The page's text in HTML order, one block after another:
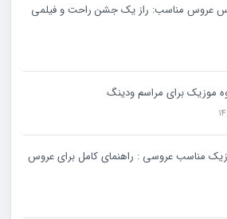
عروس مناسب: راز یک جشن راحت و فیلمی
موزیک برای مراسم ودینگ
مناسب عروسی : راهنمای کامل برای عروس